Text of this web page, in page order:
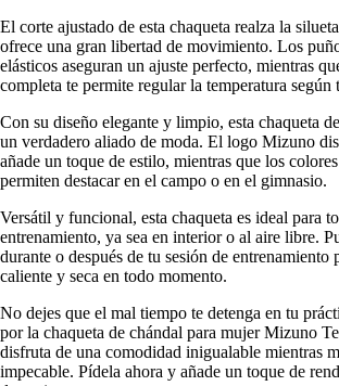
El corte ajustado de esta chaqueta realza la
ofrece una gran libertad de movimiento. Los
elásticos aseguran un ajuste perfecto, mientras
completa te permite regular la temperatura según
Con su diseño elegante y limpio, esta chaqueta
un verdadero aliado de moda. El logo Mizuno
añade un toque de estilo, mientras que los
permiten destacar en el campo o en el gimnasio.
Versátil y funcional, esta chaqueta es ideal para
entrenamiento, ya sea en interior o al aire libre.
durante o después de tu sesión de entrenamiento
caliente y seca en todo momento.
No dejes que el mal tiempo te detenga en tu
por la chaqueta de chándal para mujer Mizuno
disfruta de una comodidad inigualable mientras
impecable. Pídela ahora y añade un toque de